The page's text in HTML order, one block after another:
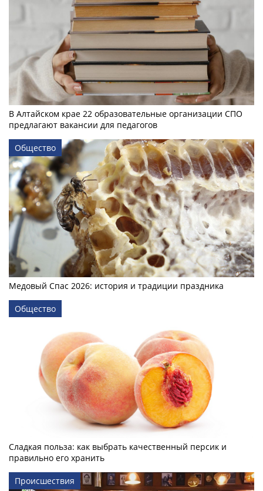
В Алтайском крае 22 образовательные организации СПО
предлагают вакансии для педагогов
Общество
Медовый Спас 2026: история и традиции праздника
Общество
Сладкая польза: как выбрать качественный персик и
правильно его хранить
Происшествия